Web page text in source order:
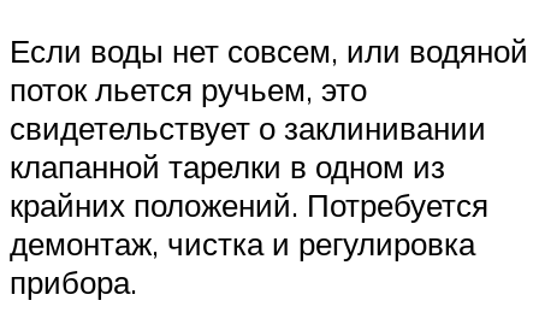
Если воды нет совсем, или водяной
поток льется ручьем, это
свидетельствует о заклинивании
клапанной тарелки в одном из
крайних положений. Потребуется
демонтаж, чистка и регулировка
прибора.